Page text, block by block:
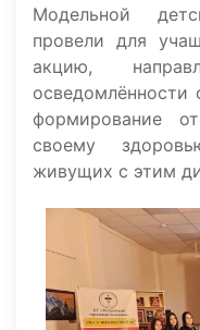
Модельной
провели для
акцию,
формирование
своему
живущих с этим